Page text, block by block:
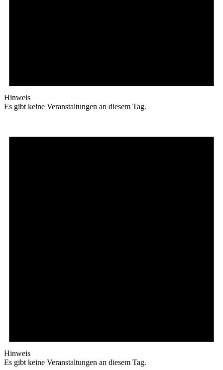
Hinweis
Es gibt keine Veranstaltungen an diesem Tag.
Hinweis
Es gibt keine Veranstaltungen an diesem Tag.